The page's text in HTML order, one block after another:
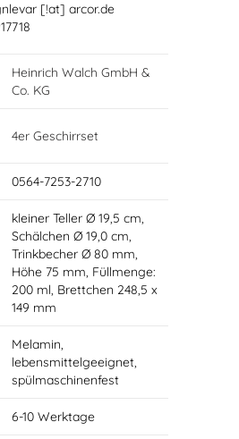
[!at] arcor.de
Heinrich Walch GmbH &
Co. KG
4er Geschirrset
0564-7253-2710
kleiner Teller Ø 19,5 cm,
Schälchen Ø 19,0 cm,
Trinkbecher Ø 80 mm,
Höhe 75 mm, Füllmenge:
200 ml, Brettchen 248,5 x
149 mm
Melamin,
lebensmittelgeeignet,
spülmaschinenfest
6-10 Werktage